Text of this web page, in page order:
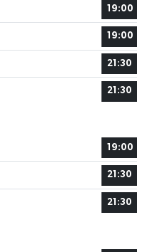
19:00
19:00
21:30
21:30
19:00
21:30
21:30